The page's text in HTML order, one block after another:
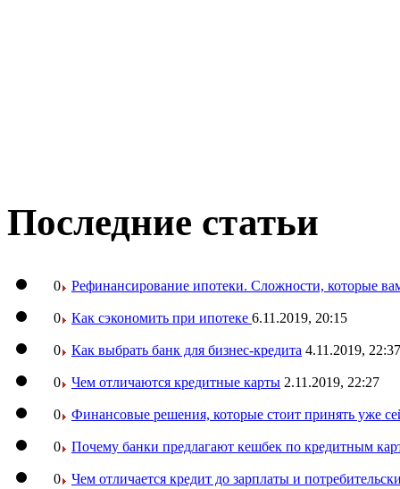
Последние статьи
0 Рефинансирование ипотеки. Сложности, которые
0 Как сэкономить при ипотеке 6.11.2019, 20:15
0 Как выбрать банк для бизнес-кредита 4.11.2019, 22:37
0 Чем отличаются кредитные карты 2.11.2019, 22:27
0 Финансовые решения, которые стоит принять уже
0 Почему банки предлагают кешбек по кредитным
0 Чем отличается кредит до зарплаты и